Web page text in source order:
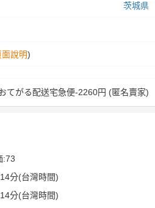
茨城県
說明)
てがる配送宅急便-2260円 (匿名賣家)
:73
分(台灣時間)
分(台灣時間)